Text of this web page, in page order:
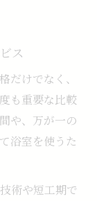
ス
だけでなく、
も重要な比較
や、万が一の
浴室を使うた
術や短工期で